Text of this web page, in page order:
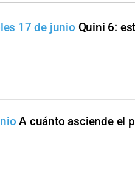
17 de junio Quini 6:
A cuánto asciende el